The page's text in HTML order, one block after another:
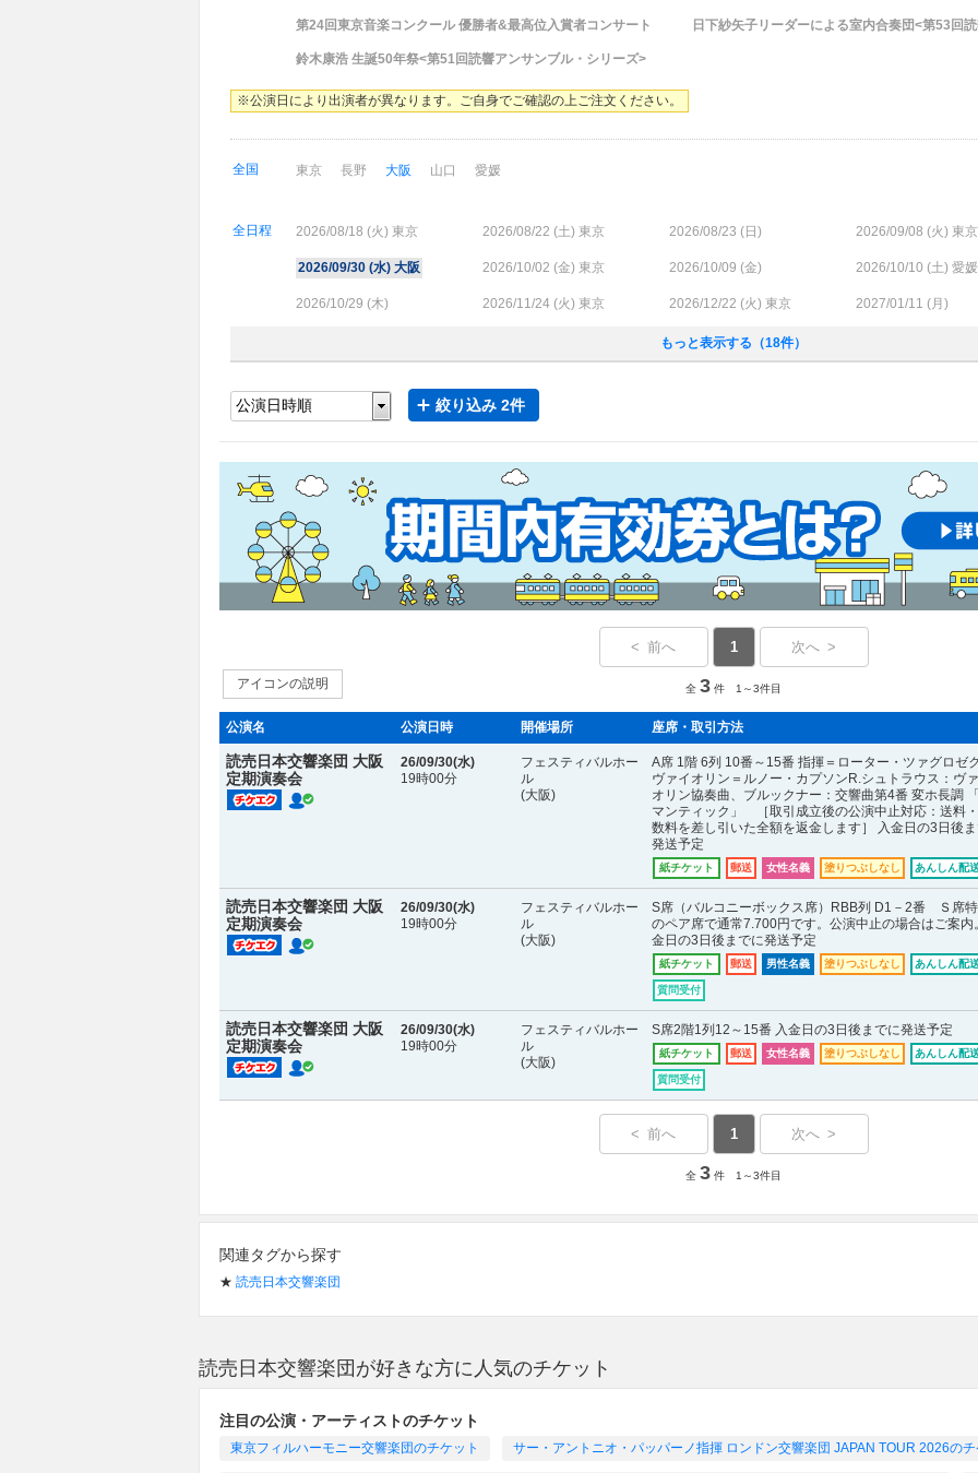
第24回東京音楽コンクール 優勝者&最高位入賞者コンサート 日下紗矢子リーダーによる室内合奏団<第53回
鈴木康浩 生誕50年祭<第51回読響アンサンブル・シリーズ>
※公演日により出演者が異なります。ご自身でご確認の上ご注文ください。
全国 東京 長野 大阪 山口 愛媛
全日程 2026/08/18 (火) 東京 2026/08/22 (土) 東京 2026/08/23 ( 日 ) 2026/09/08 (火) 東京
2026/09/30 (水) 大阪 2026/10/02 (金) 東京 2026/10/09 (金) 2026/10/10 (土) 愛媛
2026/10/29 (木) 2026/11/24 (火) 東京 2026/12/22 (火) 東京 2027/01/11 (月 )
もっと表示する（18件）
絞り込み 2件
アイコンの説明
< 前へ 1 次へ >
全 3 件 1～3件目
公演名 公演日時 開催場所 座席・取引方法
読売日本交響楽団 大阪
定期演奏会
26/09/30(水)
19時00分
フェスティバルホー
ル
(大阪)
A席 1階 6列 10番～15番 指揮＝ローター・ツァグロゼ
ヴァイオリン＝ルノー・カプソンR.シュトラウス：ヴ
オリン協奏曲、ブルックナー：交響曲第4番 変ホ長調
マンティック」 ［取引成立後の公演中止対応：送料
数料を差し引いた全額を返金します］ 入金日の3日後
発送予定
紙チケット 郵送 女性名義 塗りつぶしなし あんしん配
読売日本交響楽団 大阪
定期演奏会
26/09/30(水)
19時00分
フェスティバルホー
ル
(大阪)
S席（バルコニーボックス席）RBB列 D1－2番 Ｓ席
のペア席で通常7.700円です。公演中止の場合はご案内
金日の3日後までに発送予定
紙チケット 郵送 男性名義 塗りつぶしなし あんしん配
質問受付
読売日本交響楽団 大阪
定期演奏会
26/09/30(水)
19時00分
フェスティバルホー
ル
(大阪)
S席2階1列12～15番 入金日の3日後までに発送予定
紙チケット 郵送 女性名義 塗りつぶしなし あんしん配
質問受付
< 前へ 1 次へ >
全 3 件 1～3件目
関連タグから探す
★ 読売日本交響楽団
読売日本交響楽団が好きな方に人気のチケット
注目の公演・アーティストのチケット
東京フィルハーモニー交響楽団のチケット サー・アントニオ・パッパーノ指揮 ロンドン交響楽団 JAPAN TOUR 2026の